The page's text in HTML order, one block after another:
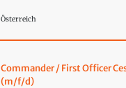
Österreich
Commander / First Officer
(m/f/d)